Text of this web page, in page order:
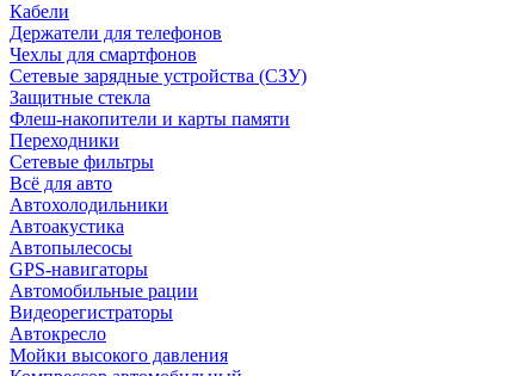
Кабели
Держатели для телефонов
Чехлы для смартфонов
Сетевые зарядные устройства (СЗУ)
Защитные стекла
Флеш-накопители и карты памяти
Переходники
Сетевые фильтры
Всё для авто
Автохолодильники
Автоакустика
Автопылесосы
GPS-навигаторы
Автомобильные рации
Видеорегистраторы
Автокресло
Мойки высокого давления